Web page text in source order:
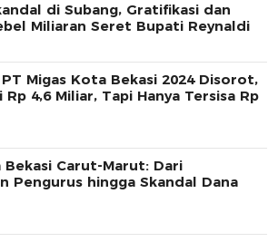
di Subang, Gratifikasi dan
Miliaran Seret Bupati Reynaldi
Migas Kota Bekasi 2024 Disorot,
Rp 4,6 Miliar, Tapi Hanya Tersisa Rp
Bekasi Carut-Marut: Dari
Pengurus hingga Skandal Dana